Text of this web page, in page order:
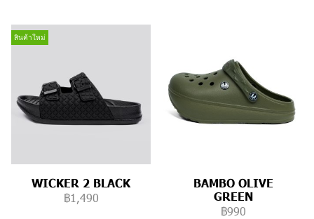
สินค้าใหม่
WICKER 2 BLACK
฿1,490
BAMBO OLIVE
GREEN
฿990